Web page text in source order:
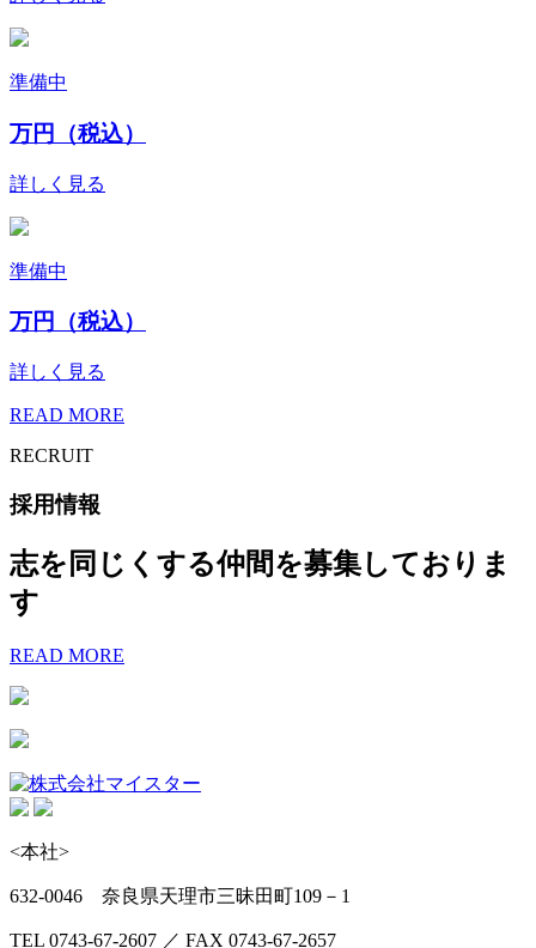
準備中
万円（税込）
詳しく見る
準備中
万円（税込）
詳しく見る
READ MORE
RECRUIT
採用情報
志を同じくする仲間を募集しておりま
す
READ MORE
<本社>
632-0046 奈良県天理市三昧田町109－1
TEL 0743-67-2607 ／ FAX 0743-67-2657